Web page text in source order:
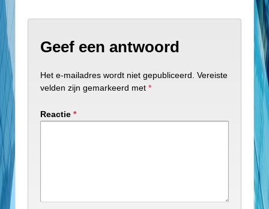
Geef een antwoord
Het e-mailadres wordt niet gepubliceerd. Vereiste
velden zijn gemarkeerd met *
Reactie *